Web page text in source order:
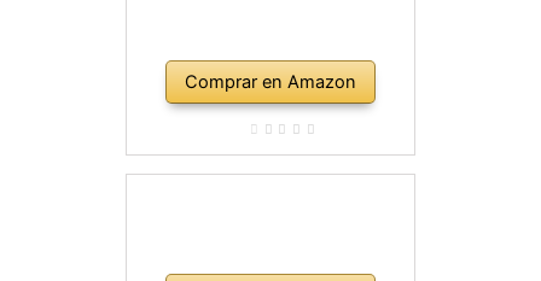
Comprar en Amazon